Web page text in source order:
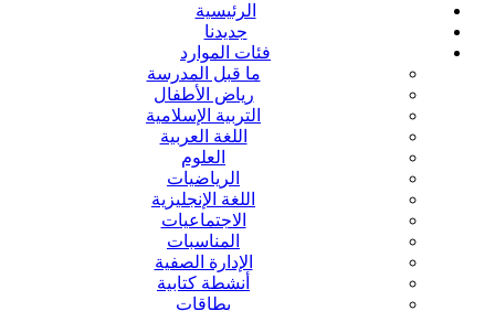
الرئيسية
جديدنا
فئات الموارد
ما قبل المدرسة
رياض الأطفال
التربية الإسلامية
اللغة العربية
العلوم
الرياضيات
اللغة الإنجليزية
الاجتماعيات
المناسبات
الإدارة الصفية
أنشطة كتابية
بطاقات